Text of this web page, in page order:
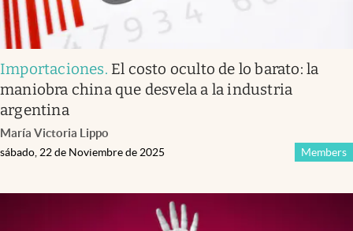
Importaciones. El costo oculto de lo barato: la
maniobra china que desvela a la industria
argentina
María Victoria Lippo
Members
sábado, 22 de Noviembre de 2025